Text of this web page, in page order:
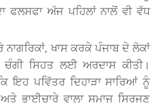
ਫਲਸਫਾ ਅੱਜ ਪਹਿਲਾਂ ਨਾਲੋਂ ਵੀ ਵੱਧ
ਖਾਸ ਕਰਕੇ ਪੰਜਾਬ ਦੇ ਲੋਕਾਂ
ਚੰਗੀ ਸਿਹਤ ਲਈ ਅਰਦਾਸ ਕੀਤੀ।
ਇਹ ਪਵਿੱਤਰ ਦਿਹਾੜਾ ਸਾਰਿਆਂ ਨੂੰ
ਭਾਈਚਾਰੇ ਵਾਲਾ ਸਮਾਜ ਸਿਰਜਣ